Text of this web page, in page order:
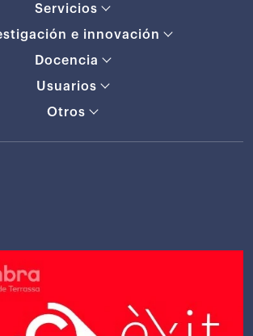
Servicios
e innovación
Docencia
Usuarios
Otros